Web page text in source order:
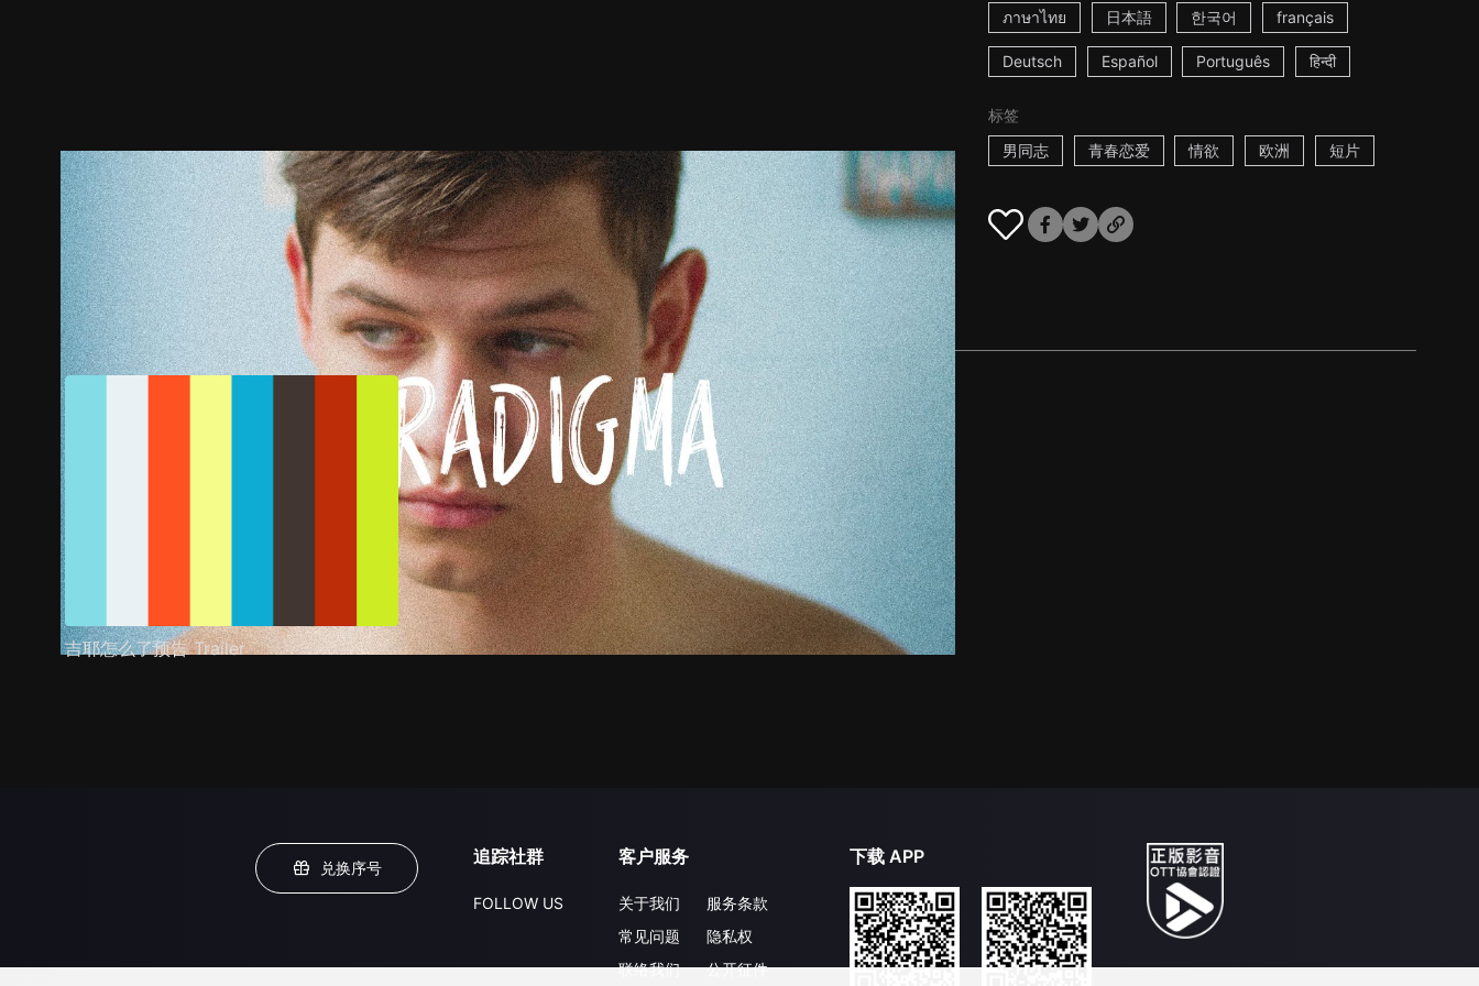
ภาษาไทย 日本語 한국어 français
Deutsch Español Português हिन्दी
标签
男同志
青春恋爱 情欲 欧洲 短片
预告 剧照 推荐影片 剧情介绍
吉耶怎么了预告 Trailer
兑换序号
追踪社群
FOLLOW US
客户服务
关于我们
常见问题
联络我们
服务条款
隐私权
公开征件
下载 APP